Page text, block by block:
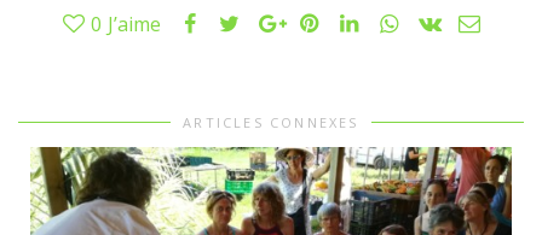
0 J’aime
ARTICLES CONNEXES